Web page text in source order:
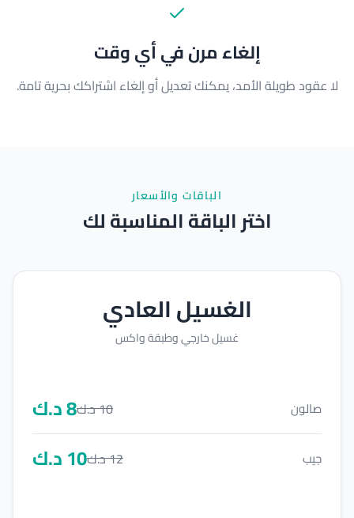
إلغاء مرن في أي وقت
لا عقود طويلة الأمد، يمكنك تعديل أو إلغاء اشتراكك بحرية تامة.
الباقات والأسعار
اختر الباقة المناسبة لك
الغسيل العادي
غسيل خارجي وطبقة واكس
صالون 10د.ك8د.ك
جيب 12د.ك10د.ك